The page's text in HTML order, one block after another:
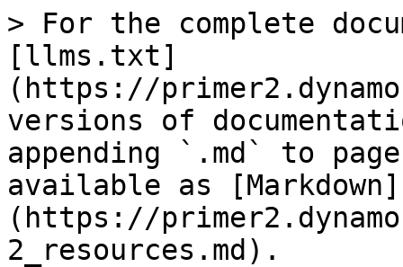
> For the complete
[llms.txt]
(https://
versions of
appending `.md` to
available as [Markdown]
(https://
2_resources.md).